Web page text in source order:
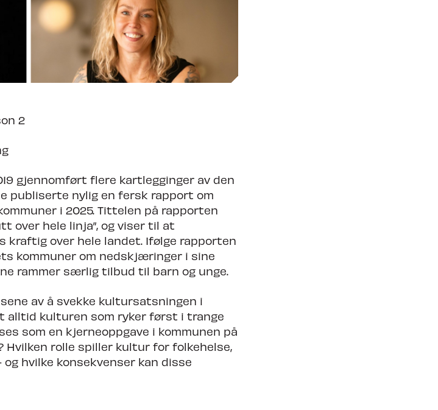
2
gjennomført flere kartlegginger av den
publiserte nylig en fersk rapport om
i 2025. Tittelen på rapporten
over hele linja”, og viser til at
over hele landet. Ifølge rapporten
kommuner om nedskjæringer i sine
rammer særlig tilbud til barn og unge.
av å svekke kultursatsningen i
alltid kulturen som ryker først i trange
som en kjerneoppgave i kommunen på
Hvilken rolle spiller kultur for folkehelse,
hvilke konsekvenser kan disse